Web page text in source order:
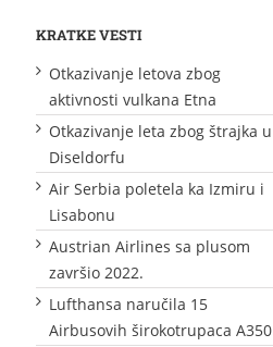
KRATKE VESTI
Otkazivanje letova zbog
aktivnosti vulkana Etna
Otkazivanje leta zbog štrajka u
Diseldorfu
Air Serbia poletela ka Izmiru i
Lisabonu
Austrian Airlines sa plusom
završio 2022.
Lufthansa naručila 15
Airbusovih širokotrupaca A350